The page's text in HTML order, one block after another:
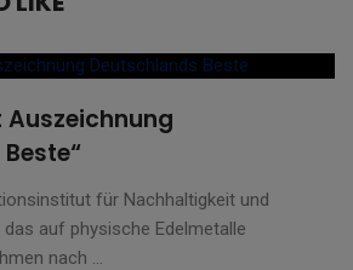
Auszeichnung
für Nachhaltigkeit und
auf physische Edelmetalle
nach ...